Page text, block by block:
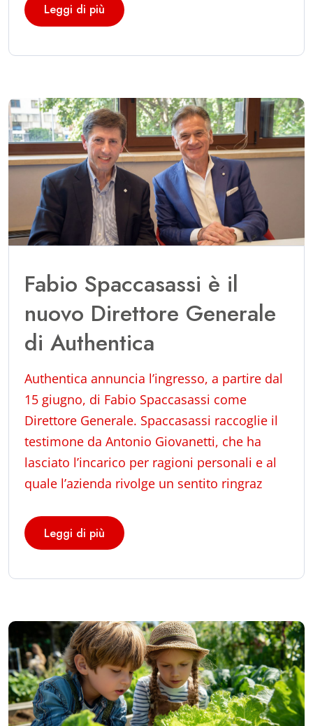
Leggi di più
Fabio Spaccasassi è il
nuovo Direttore Generale
di Authentica
Authentica annuncia l’ingresso, a partire dal
15 giugno, di Fabio Spaccasassi come
Direttore Generale. Spaccasassi raccoglie il
testimone da Antonio Giovanetti, che ha
lasciato l’incarico per ragioni personali e al
quale l’azienda rivolge un sentito ringraz
Leggi di più